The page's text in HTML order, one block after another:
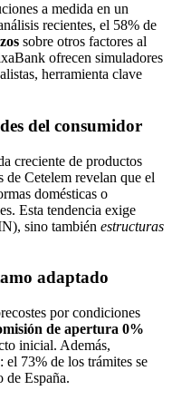
a medida en un
recientes, el 58% de
sobre otros factores al
ofrecen simuladores
herramienta clave
del consumidor
creciente de productos
de Cetelem revelan que el
domésticas o
Esta tendencia exige
sino también estructuras
adaptado
por condiciones
de apertura 0%
inicial. Además,
el 73% de los trámites se
de España.